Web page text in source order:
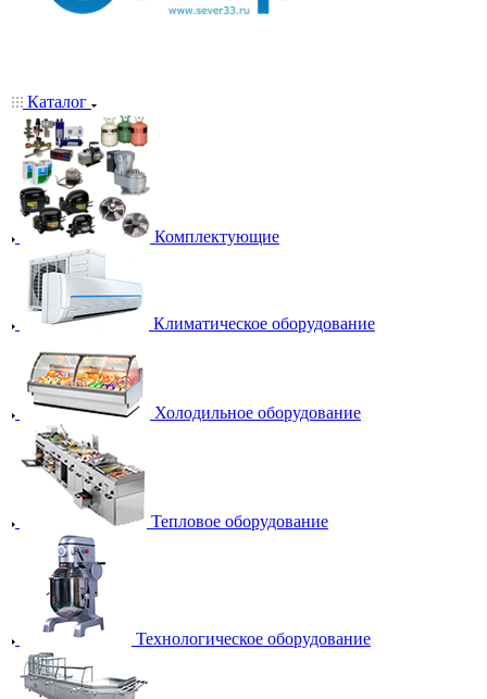
Каталог
Комплектующие
Климатическое оборудование
Холодильное оборудование
Тепловое оборудование
Технологическое оборудование